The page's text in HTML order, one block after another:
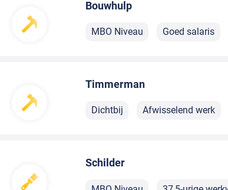
Bouwhulp
MBO Niveau Goed salaris
Timmerman
Dichtbij Afwisselend werk
Schilder